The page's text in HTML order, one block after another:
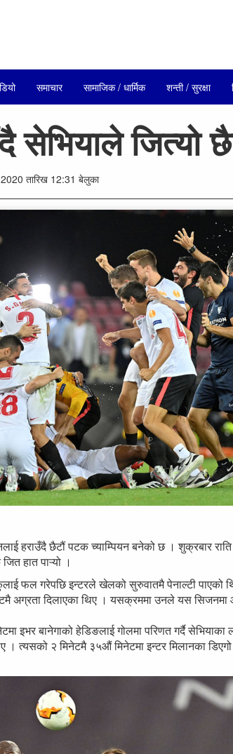
समाचार सामाजिक / धार्मिक शन्ती / सुरक्षा
सेभियाले जित्यो
तारिख 12:31 बेलुका
हराउँदै छैटौं पटक च्याम्पियन बनेको छ । शुक्रबार
हात पाऱ्यो ।
फल गरेपछि इन्टरले खेलको सुरुवातमै पेनाल्टी
अग्रता दिलाएका थिए । यसक्रममा उनले यस
इभर बानेगाको हेडिङलाई गोलमा परिणत गर्दै
। त्यसको २ मिनेटमै ३५औं मिनेटमा इन्टर मिलानका